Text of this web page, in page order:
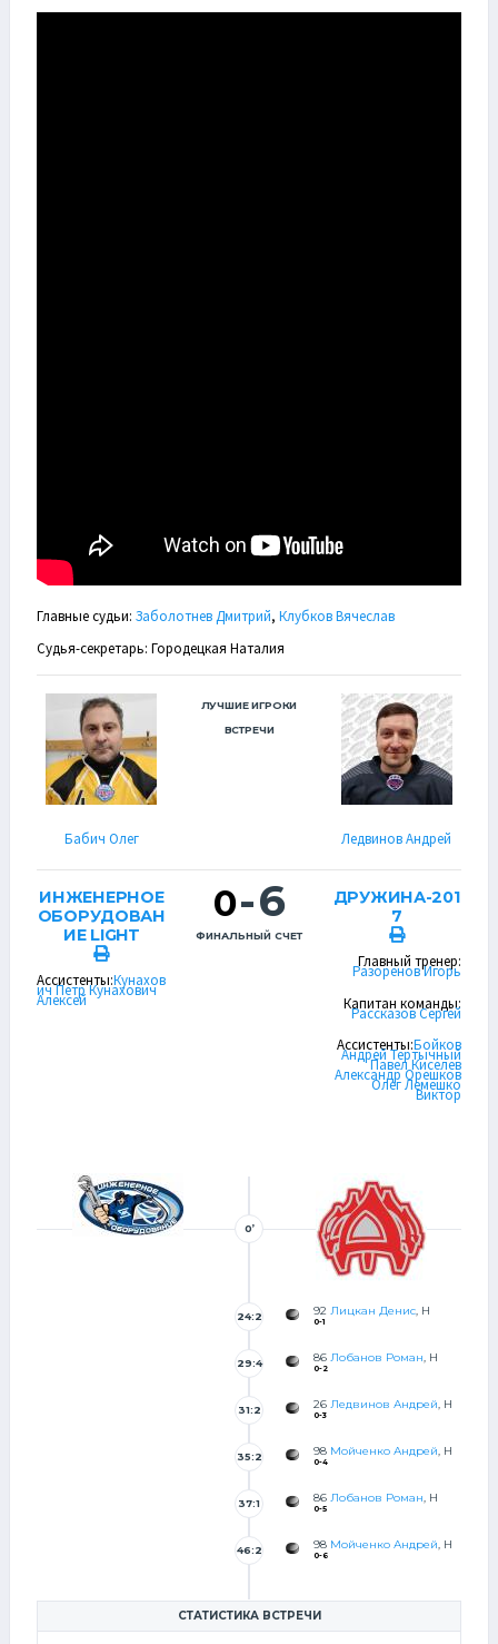
Главные судьи: Заболотнев Дмитрий, Клубков Вячеслав
Судья-секретарь: Городецкая Наталия
Бабич Олег
ЛУЧШИЕ ИГРОКИ
ВСТРЕЧИ
Ледвинов Андрей
ИНЖЕНЕРНОЕ
ОБОРУДОВАН
ИЕ LIGHT
Ассистенты:Кунахов
ич ПетрКунахович
Алексей
0-6
ФИНАЛЬНЫЙ СЧЕТ
ДРУЖИНА-201
7
Главный тренер:
Разоренов Игорь
Капитан команды:
Рассказов Сергей
Ассистенты:Бойков
АндрейТертычный
ПавелКиселев
АлександрОрешков
ОлегЛемешко
Виктор
0’
92 Лицкан Денис, Н
0-1
24:2
86 Лобанов Роман, Н
0-2
29:4
26 Ледвинов Андрей, Н
0-3
31:2
98 Мойченко Андрей, Н
0-4
35:2
86 Лобанов Роман, Н
0-5
37:1
98 Мойченко Андрей, Н
0-6
46:2
СТАТИСТИКА ВСТРЕЧИ